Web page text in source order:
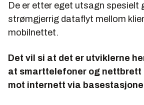
De er etter eget utsagn spesielt
strømgjerrig dataflyt mellom
mobilnettet.
Det vil si at det er utviklerne
at smarttelefoner og nettbrett
mot internett via